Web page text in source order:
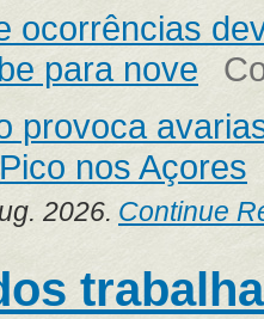
ocorrências
para nove
provoca
nos Açores
2026. Continue